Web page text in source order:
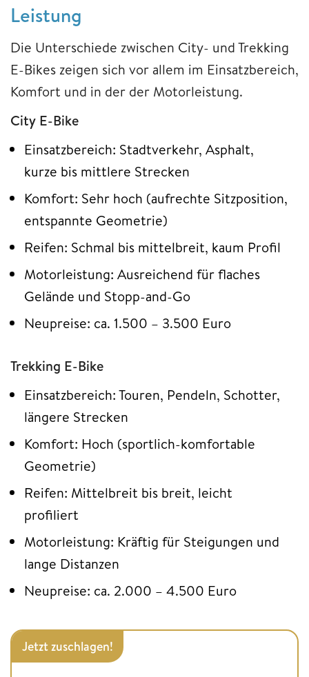
Leistung
Die Unterschiede zwischen City- und Trekking
E-Bikes zeigen sich vor allem im Einsatzbereich,
Komfort und in der der Motorleistung.
City E-Bike
Einsatzbereich: Stadtverkehr, Asphalt,
kurze bis mittlere Strecken
Komfort: Sehr hoch (aufrechte Sitzposition,
entspannte Geometrie)
Reifen: Schmal bis mittelbreit, kaum Profil
Motorleistung: Ausreichend für flaches
Gelände und Stopp-and-Go
Neupreise: ca. 1.500 – 3.500 Euro
Trekking E-Bike
Einsatzbereich: Touren, Pendeln, Schotter,
längere Strecken
Komfort: Hoch (sportlich-komfortable
Geometrie)
Reifen: Mittelbreit bis breit, leicht
profiliert
Motorleistung: Kräftig für Steigungen und
lange Distanzen
Neupreise: ca. 2.000 – 4.500 Euro
Jetzt zuschlagen!